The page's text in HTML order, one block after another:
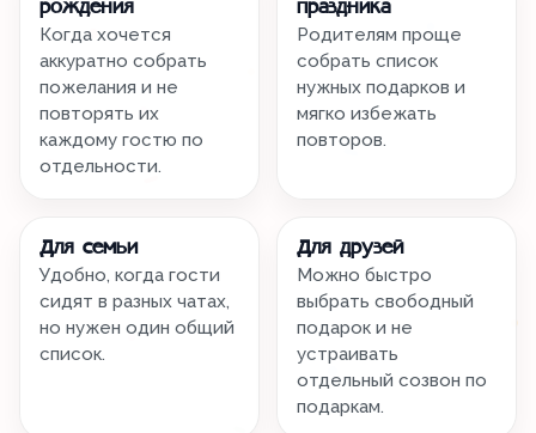
рождения
Когда хочется
аккуратно собрать
пожелания и не
повторять их
каждому гостю по
отдельности.
праздника
Родителям проще
собрать список
нужных подарков и
мягко избежать
повторов.
Для семьи
Удобно, когда гости
сидят в разных чатах,
но нужен один общий
список.
Для друзей
Можно быстро
выбрать свободный
подарок и не
устраивать
отдельный созвон по
подаркам.